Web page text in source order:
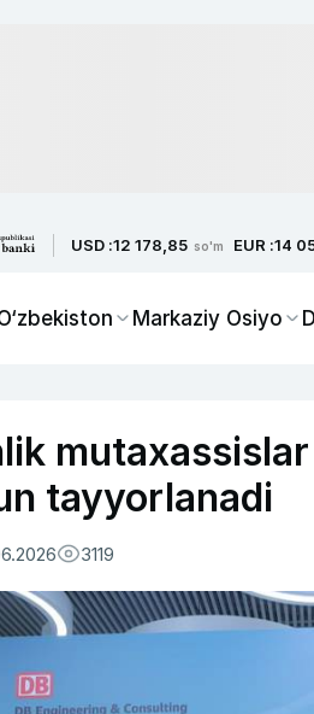
USD :12 178,85 so'm EUR :14
Markaziy Osiyo
tayyorlanadi
3119